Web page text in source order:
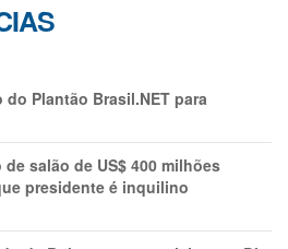
Plantão Brasil.NET para
salão de US$ 400 milhões
presidente é inquilino